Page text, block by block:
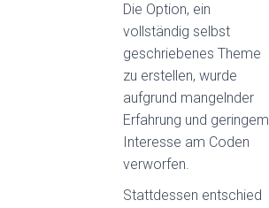
Die Option, ein
vollständig selbst
geschriebenes Theme
zu erstellen, wurde
aufgrund mangelnder
Erfahrung und geringem
Interesse am Coden
verworfen.
Stattdessen entschied